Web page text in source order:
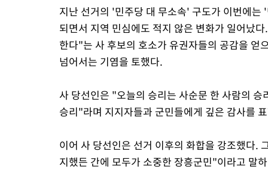
지난 선거의 '민주당 대 무소속' 구도가 이번에
되면서 지역 민심에도 적지 않은 변화가 일어났
한다"는 사 후보의 호소가 유권자들의 공감을 얻
넘어서는 기염을 토했다.
사 당선인은 "오늘의 승리는 사순문 한 사람의
승리"라며 지지자들과 군민들에게 깊은 감사를
이어 사 당선인은 선거 이후의 화합을 강조했다.
지했든 간에 모두가 소중한 장흥군민"이라고 말